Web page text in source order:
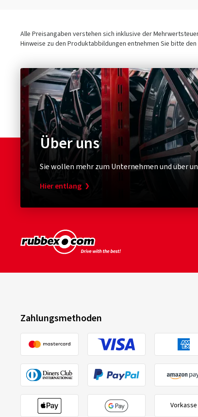
Alle Preisangaben verstehen sich inklusive der
Hinweise zu den Produktabbildungen entnehmen Sie bitte
Über uns
Sie wollen mehr zum Unternehmen und über
Hier entlang
Zahlungsmethoden
Vorkasse